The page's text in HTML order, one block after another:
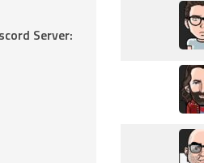
Server: